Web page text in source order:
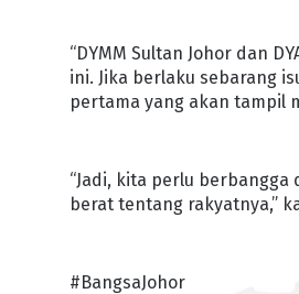
“DYMM Sultan Johor dan
ini. Jika berlaku sebarang
pertama yang akan tampil
“Jadi, kita perlu berbangga
berat tentang rakyatnya,”
#BangsaJohor